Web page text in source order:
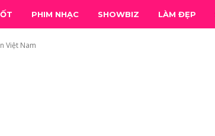
PHIM NHẠC SHOWBIZ LÀM ĐẸP
Việt Nam